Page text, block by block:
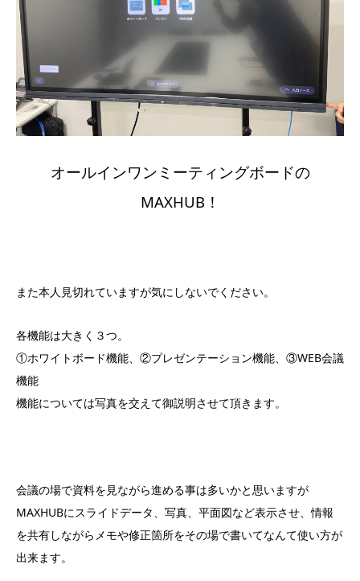
オールインワンミーティングボードの
MAXHUB！
また本人見切れていますが気にしないでください。
各機能は大きく３つ。
①ホワイトボード機能、②プレゼンテーション機能、③WEB会議
機能
機能については写真を交えて御説明させて頂きます。
会議の場で資料を見ながら進める事は多いかと思いますが
MAXHUBにスライドデータ、写真、平面図など表示させ、情報
を共有しながらメモや修正箇所をその場で書いてなんて使い方が
出来ます。